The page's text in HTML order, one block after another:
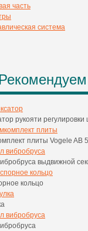
часть
система
Рекомендуем
рукояти регулировки
плиты Vogele AB
выдвижной
кольцо